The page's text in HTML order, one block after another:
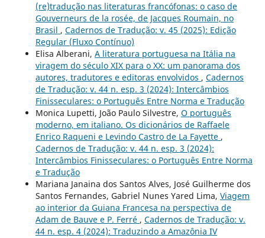
(re)tradução nas literaturas francófonas: o caso de
Gouverneurs de la rosée, de Jacques Roumain, no
Brasil , Cadernos de Tradução: v. 45 (2025): Edição
Regular (Fluxo Contínuo)
Elisa Alberani, A literatura portuguesa na Itália na
viragem do século XIX para o XX: um panorama dos
autores, tradutores e editoras envolvidos , Cadernos
de Tradução: v. 44 n. esp. 3 (2024): Intercâmbios
Finisseculares: o Português Entre Norma e Tradução
Monica Lupetti, João Paulo Silvestre, O português
moderno, em italiano. Os dicionários de Raffaele
Enrico Raqueni e Levindo Castro de La Fayette ,
Cadernos de Tradução: v. 44 n. esp. 3 (2024):
Intercâmbios Finisseculares: o Português Entre Norma
e Tradução
Mariana Janaina dos Santos Alves, José Guilherme dos
Santos Fernandes, Gabriel Nunes Yared Lima, Viagem
ao interior da Guiana Francesa na perspectiva de
Adam de Bauve e P. Ferré , Cadernos de Tradução: v.
44 n. esp. 4 (2024): Traduzindo a Amazônia IV